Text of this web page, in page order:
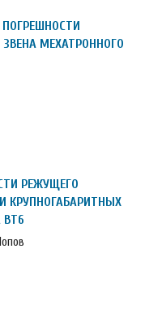
МЕХАТРОННОГО
РЕЖУЩЕГО
КРУПНОГАБАРИТНЫХ
ВТ6